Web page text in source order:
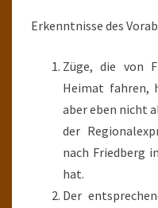
Erkenntnisse des
Züge, die von
Heimat fahren,
aber eben nicht
der
nach Friedberg
hat.
Der